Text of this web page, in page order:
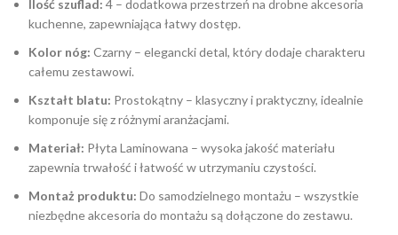
Ilość szuflad: 4 – dodatkowa przestrzeń na drobne akcesoria
kuchenne, zapewniająca łatwy dostęp.
Kolor nóg: Czarny – elegancki detal, który dodaje charakteru
całemu zestawowi.
Kształt blatu: Prostokątny – klasyczny i praktyczny, idealnie
komponuje się z różnymi aranżacjami.
Materiał: Płyta Laminowana – wysoka jakość materiału
zapewnia trwałość i łatwość w utrzymaniu czystości.
Montaż produktu: Do samodzielnego montażu – wszystkie
niezbędne akcesoria do montażu są dołączone do zestawu.